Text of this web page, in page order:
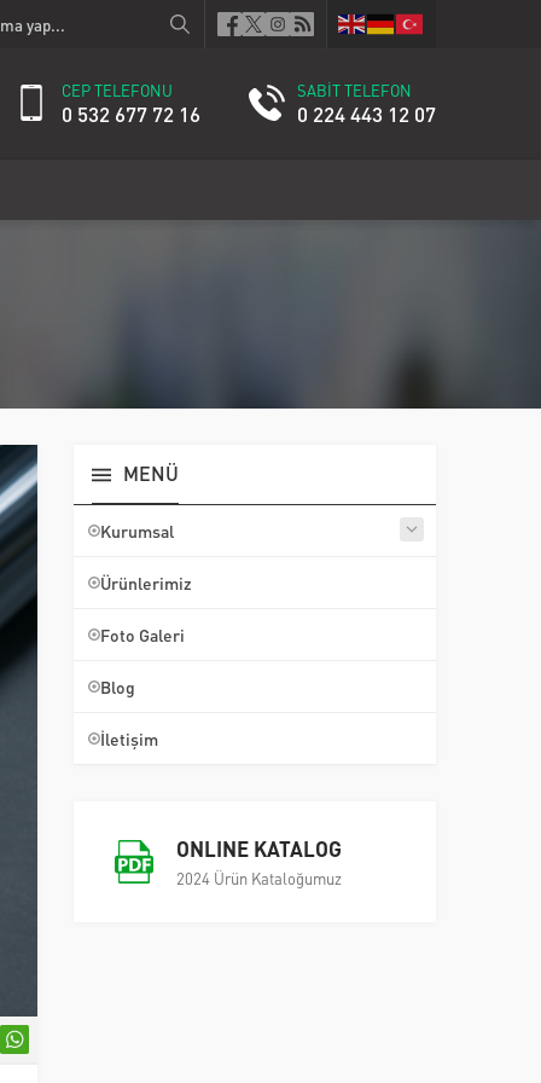
CEP TELEFONU
0 532 677 72 16
SABİT TELEFON
0 224 443 12 07
MENÜ
Kurumsal
Ürünlerimiz
Foto Galeri
Blog
İletişim
ONLINE KATALOG
2024 Ürün Kataloğumuz